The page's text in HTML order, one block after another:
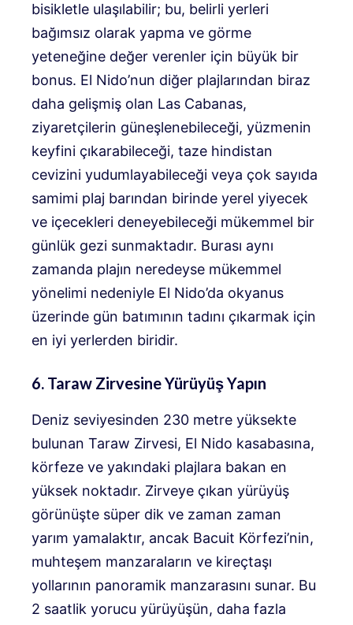
bisikletle ulaşılabilir; bu, belirli yerleri
bağımsız olarak yapma ve görme
yeteneğine değer verenler için büyük bir
bonus. El Nido’nun diğer plajlarından biraz
daha gelişmiş olan Las Cabanas,
ziyaretçilerin güneşlenebileceği, yüzmenin
keyfini çıkarabileceği, taze hindistan
cevizini yudumlayabileceği veya çok sayıda
samimi plaj barından birinde yerel yiyecek
ve içecekleri deneyebileceği mükemmel bir
günlük gezi sunmaktadır. Burası aynı
zamanda plajın neredeyse mükemmel
yönelimi nedeniyle El Nido’da okyanus
üzerinde gün batımının tadını çıkarmak için
en iyi yerlerden biridir.
6. Taraw Zirvesine Yürüyüş Yapın
Deniz seviyesinden 230 metre yüksekte
bulunan Taraw Zirvesi, El Nido kasabasına,
körfeze ve yakındaki plajlara bakan en
yüksek noktadır. Zirveye çıkan yürüyüş
görünüşte süper dik ve zaman zaman
yarım yamalaktır, ancak Bacuit Körfezi’nin,
muhteşem manzaraların ve kireçtaşı
yollarının panoramik manzarasını sunar. Bu
2 saatlik yorucu yürüyüşün, daha fazla